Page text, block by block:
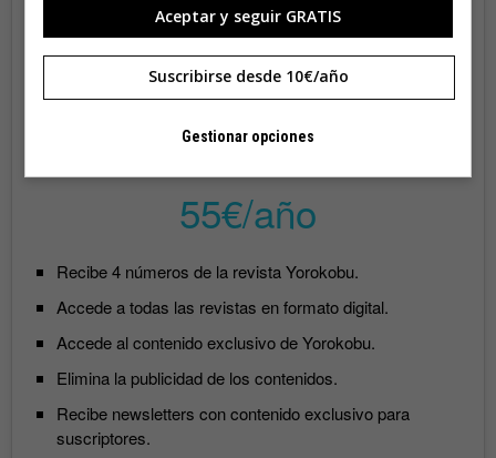
55€/año
Recibe 4 números de la revista Yorokobu.
Accede a todas las revistas en formato digital.
Accede al contenido exclusivo de Yorokobu.
Elimina la publicidad de los contenidos.
Recibe newsletters con contenido exclusivo para
suscriptores.
Aceptar y seguir GRATIS
Suscribirse desde 10€/año
Gestionar opciones